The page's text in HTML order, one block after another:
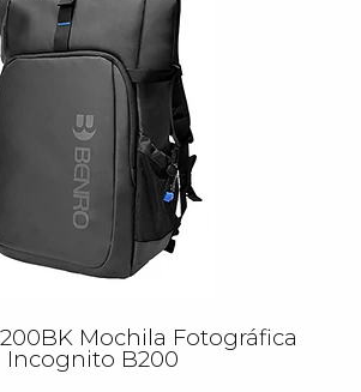
Mochila Fotográfica
Incognito B200